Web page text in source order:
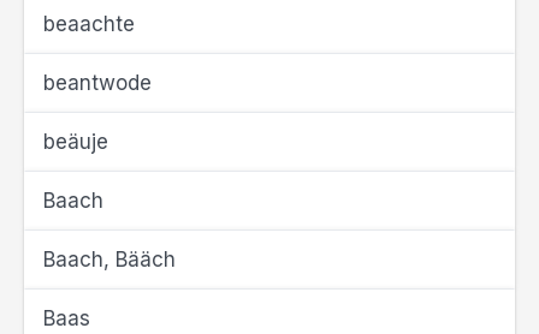
beaachte
beantwode
beäuje
Baach
Baach, Bääch
Baas